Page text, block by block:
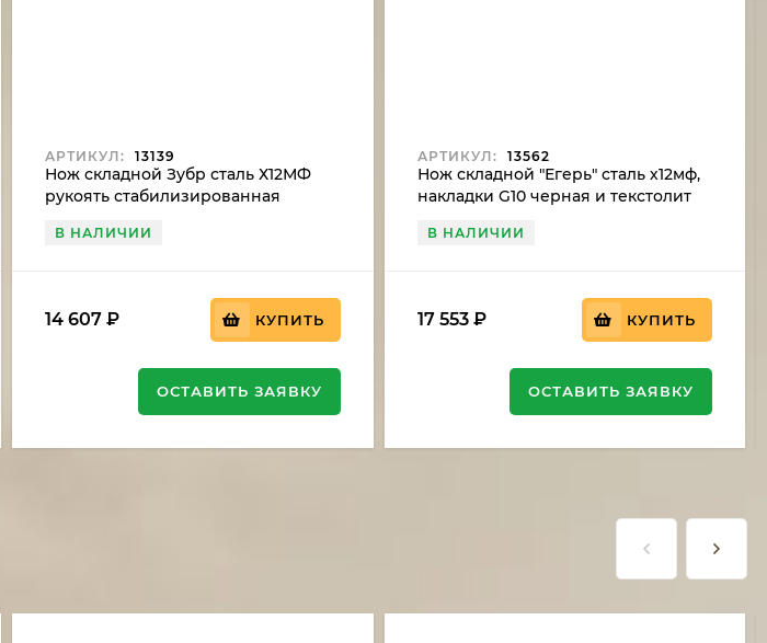
АРТИКУЛ: 13139
Нож складной Зубр сталь Х12МФ
рукоять стабилизированная
В НАЛИЧИИ
14 607₽ КУПИТЬ
ОСТАВИТЬ ЗАЯВКУ
АРТИКУЛ: 13562
Нож складной "Егерь" сталь х12мф,
накладки G10 черная и текстолит
В НАЛИЧИИ
17 553 ₽ КУПИТЬ
ОСТАВИТЬ ЗАЯВКУ